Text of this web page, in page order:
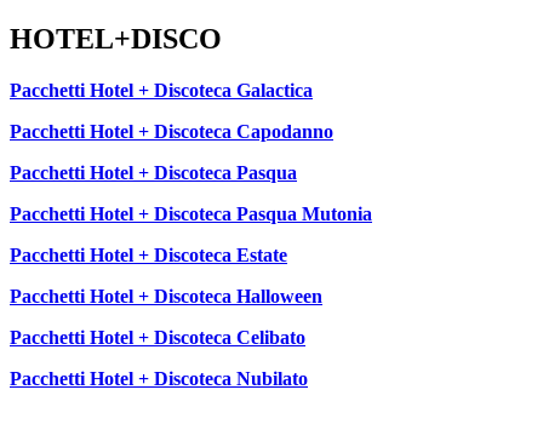
HOTEL+DISCO
Pacchetti Hotel + Discoteca Galactica
Pacchetti Hotel + Discoteca Capodanno
Pacchetti Hotel + Discoteca Pasqua
Pacchetti Hotel + Discoteca Pasqua Mutonia
Pacchetti Hotel + Discoteca Estate
Pacchetti Hotel + Discoteca Halloween
Pacchetti Hotel + Discoteca Celibato
Pacchetti Hotel + Discoteca Nubilato